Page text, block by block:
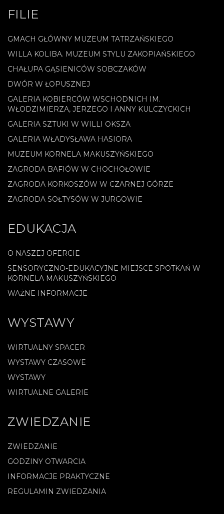
FILIE
GMACH GŁÓWNY MUZEUM TATRZAŃSKIEGO
WILLA KOLIBA. MUZEUM STYLU ZAKOPIAŃSKIEGO
CHAŁUPA GĄSIENICÓW SOBCZAKÓW
DWÓR W ŁOPUSZNEJ
GALERIA KOBIERCÓW WSCHODNICH IM.
WŁODZIMIERZA, JERZEGO I ANNY KULCZYCKICH
GALERIA SZTUKI W WILLI OKSZA
GALERIA WŁADYSŁAWA HASIORA
MUZEUM KORNELA MAKUSZYŃSKIEGO
ZAGRODA BAFIÓW W CHOCHOŁOWIE
ZAGRODA KORKOSZÓW W CZARNEJ GÓRZE
ZAGRODA SOŁTYSÓW W JURGOWIE
EDUKACJA
O NASZEJ OFERCIE
SENSORYCZNO-EDUKACYJNE MIEJSCE SPOTKAŃ W
KORNELA MAKUSZYŃSKIEGO
WAŻNE INFORMACJE
WYSTAWY
WIRTUALNY SPACER
WYSTAWY CZASOWE
WYSTAWY
WIRTUALNE GALERIE
ZWIEDZANIE
ZWIEDZANIE
GODZINY OTWARCIA
INFORMACJE PRAKTYCZNE
REGULAMIN ZWIEDZANIA